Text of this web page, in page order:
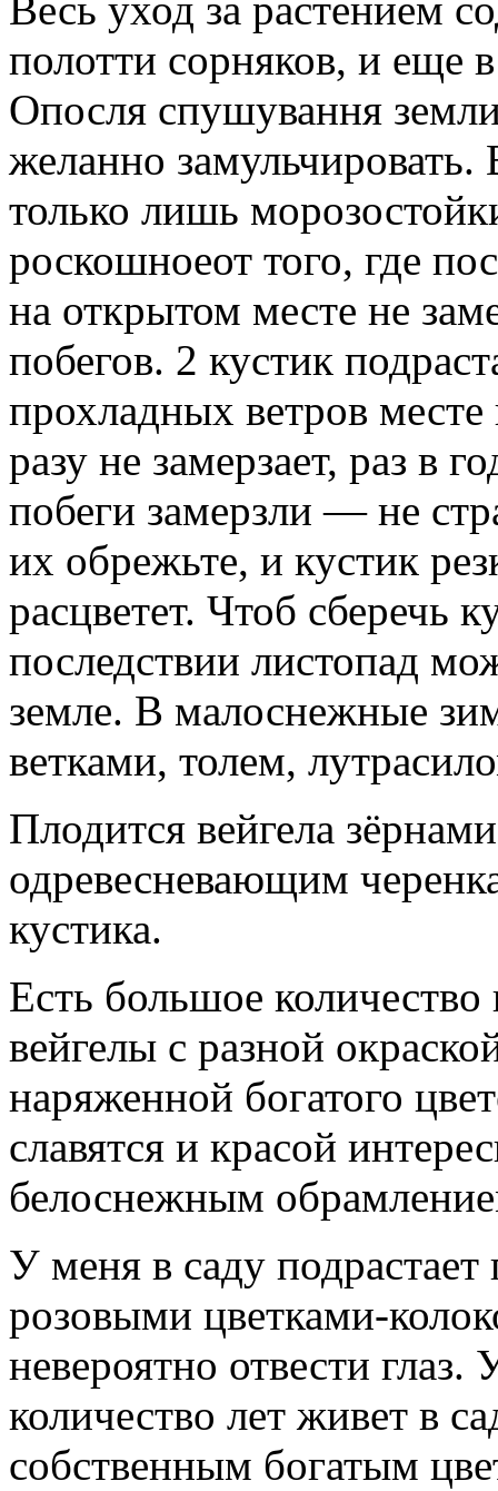
Весь уход за растением
полотти сорняков, и еще
Опосля спушування
желанно
только лишь
роскошноеот того, где
на открытом месте не
побегов. 2 кустик
прохладных ветров
разу не замерзает, раз в
побеги замерзли — не
их обрежьте, и кустик
расцветет. Чтоб сберечь
последствии листопад
земле. В малоснежные
ветками, толем,
Плодится вейгела
одревесневающим
кустика.
Есть большое
вейгелы с разной
наряженной богатого
славятся и красой
белоснежным
У меня в саду
розовыми цветками-
невероятно отвести
количество лет живет в
собственным богатым